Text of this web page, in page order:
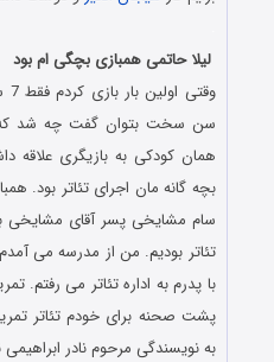
لیلا حاتمی همبازی بچگی ام بود
سن سخت بتوان گفت چه شد که
همان کودکی به بازیگری علاقه
بچه گانه مان اجرای تئاتر بود.
سام مشایخی پسر آقای مشایخی
تئاتر بودیم. من از مدرسه می
با پدرم به اداره تئاتر می رفتم.
پشت صحنه برای خودم تئاتر
به نویسندگی مرحوم نادر